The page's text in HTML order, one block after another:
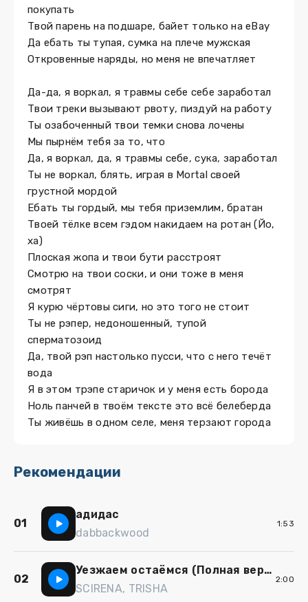
покупать
Твой парень на подшаре, байет только на eBay
Да ебать ты тупая, сумка на плече мужская
Откровенные наряды, но меня не впечатляет
Да-да, я воркал, я травмы себе себе заработал
Твои треки вызывают рвоту, пиздуй на работу
Ты озабоченный твои темки снова лочены
Мы пырнём тебя за то, что
Да, я воркал, да, я травмы себе, сука, заработал
Ты не воркал, блять, играя в Mortal своей
грустной мордой
Ебать ты гордый, мы тебя приземлим, братан
Твоей тёлке всем гэдом накидаем на ротан (Йо,
ха)
Плоская жопа и твои бути расстроят
Смотрю на твои соски, и они тоже в меня
смотрят
Я курю чёртовы сиги, но это того не стоит
Ты не рэпер, недоношенный, тупой
сперматозоид
Да, твой рэп настолько пусси, что с него течёт
вода
Я в этом трэпе старичок и у меня есть борода
Ноль панчей в твоём тексте это всё белеберда
Ты живёшь в одном селе, меня терзают города
Рекомендации
01
адидас
dabbackwood
1:53
02
Уезжаем остаёмся (Полная версия)
SCIRENA, TRISHA
2:00